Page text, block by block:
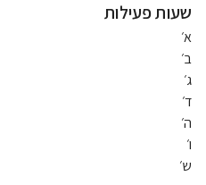
שעות פעילות
א׳
ב׳
ג׳
ד׳
ה׳
ו׳
ש׳